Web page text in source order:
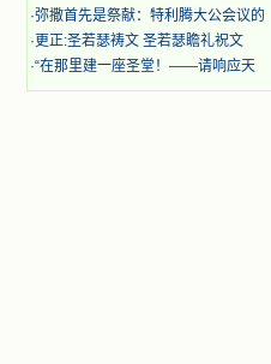
的事。他们受苦时仍在唱着感谢的
歌，因他们无法不称颂主，因主使他
们的心灵洋溢了快乐；他们激发了我
内心神圣的热情，在我的心灵深处燃
·弥撒首先是祭献：特利腾大公会议的
·更正:圣若瑟祷文 圣若瑟瞻礼祝文
·“在那里建一座圣堂！——请响应天